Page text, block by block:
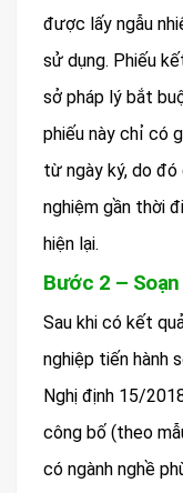
được lấy ngẫu
sử dụng. Phiếu
sở pháp lý bắt
phiếu này chỉ có
từ ngày ký, do đó
nghiệm gần thời
hiện lại.
Bước 2 –
Sau khi có kết
nghiệp tiến hành
Nghị định 15/
công bố (theo
có ngành nghề